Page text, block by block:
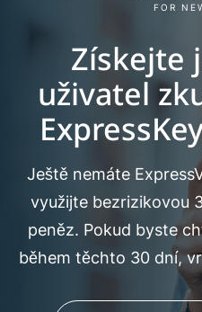
FOR
Získejte
uživatel
Ještě nemáte
využijte bezrizikovou
peněz. Pokud byste
během těchto 30 dní,